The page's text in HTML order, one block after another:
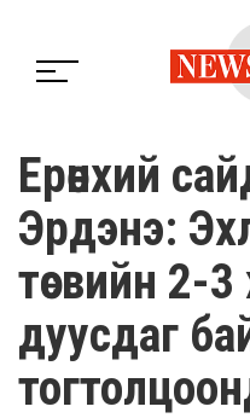
Ерөнхий
Эрдэнэ:
төсвийн 2-
дуусдаг